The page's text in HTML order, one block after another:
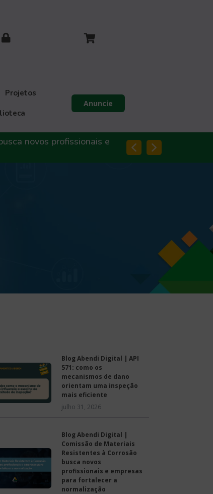
Projetos
Anuncie
Digital | OTs em Foco: Qualificação e
dos Organismos de
Blog Abendi Digital | API
571: como os
mecanismos de dano
orientam uma inspeção
mais eficiente
julho 31, 2026
Blog Abendi Digital |
Comissão de Materiais
Resistentes à Corrosão
busca novos
profissionais e empresas
para fortalecer a
normalização